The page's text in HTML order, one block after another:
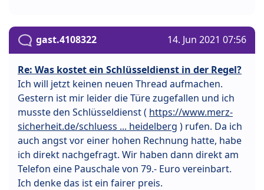
gast.4108322 14. Jun 2021 07:56
Re: Was kostet ein Schlüsseldienst in der Regel?
Ich will jetzt keinen neuen Thread aufmachen.
Gestern ist mir leider die Türe zugefallen und ich
musste den Schlüsseldienst ( https://www.merz-
sicherheit.de/schluess ... heidelberg ) rufen. Da ich
auch angst vor einer hohen Rechnung hatte, habe
ich direkt nachgefragt. Wir haben dann direkt am
Telefon eine Pauschale von 79.- Euro vereinbart.
Ich denke das ist ein fairer preis.